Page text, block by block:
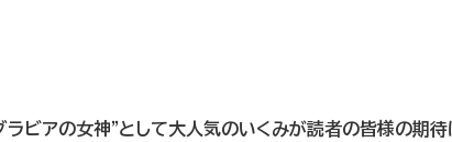
ラビアの女神”として大人気のいくみが読者の皆様の期待